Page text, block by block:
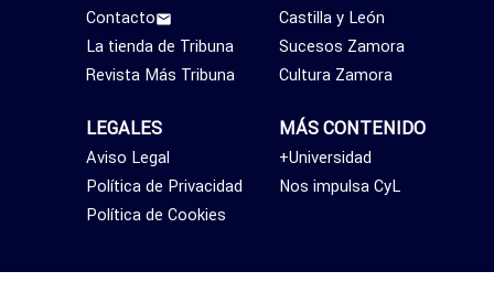
Castilla y León
Sucesos Zamora
Cultura Zamora
MÁS CONTENIDO
+Universidad
Nos impulsa CyL
Contacto
La tienda de Tribuna
Revista Más Tribuna
LEGALES
Aviso Legal
Política de Privacidad
Política de Cookies